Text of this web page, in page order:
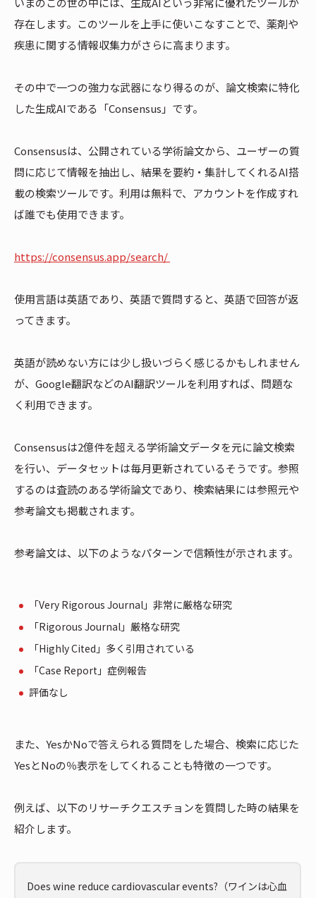
存在します。このツールを上手に使いこなすことで、薬剤や
疾患に関する情報収集力がさらに高まります。
その中で一つの強力な武器になり得るのが、論文検索に特化
した生成AIである「Consensus」です。
Consensusは、公開されている学術論文から、ユーザーの質
問に応じて情報を抽出し、結果を要約・集計してくれるAI搭
載の検索ツールです。利用は無料で、アカウントを作成すれ
ば誰でも使用できます。
https://consensus.app/search/
使用言語は英語であり、英語で質問すると、英語で回答が返
ってきます。
英語が読めない方には少し扱いづらく感じるかもしれません
が、Google翻訳などのAI翻訳ツールを利用すれば、問題な
く利用できます。
Consensusは2億件を超える学術論文データを元に論文検索
を行い、データセットは毎月更新されているそうです。参照
するのは査読のある学術論文であり、検索結果には参照元や
参考論文も掲載されます。
参考論文は、以下のようなパターンで信頼性が示されます。
「Very Rigorous Journal」非常に厳格な研究
「Rigorous Journal」厳格な研究
「Highly Cited」多く引用されている
「Case Report」症例報告
評価なし
また、YesかNoで答えられる質問をした場合、検索に応じた
YesとNoの％表示をしてくれることも特徴の一つです。
例えば、以下のリサーチクエスチョンを質問した時の結果を
紹介します。
Does wine reduce cardiovascular events?（ワインは心血